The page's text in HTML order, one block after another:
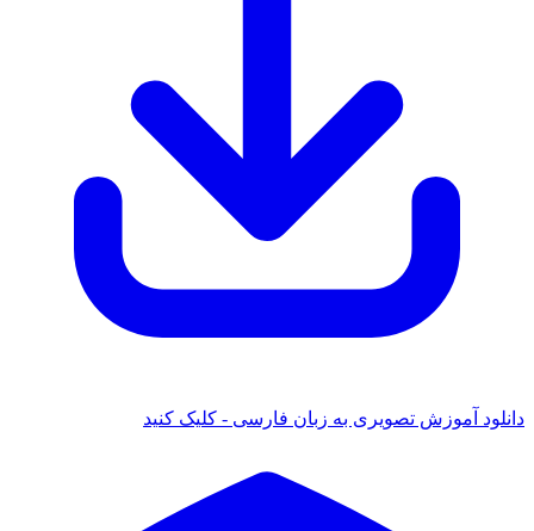
آموزش تصویری به زبان فارسی - کلیک کنید